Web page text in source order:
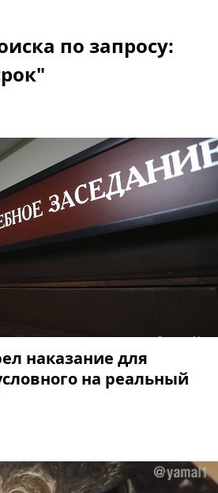
по запросу:
наказание для
на реальный